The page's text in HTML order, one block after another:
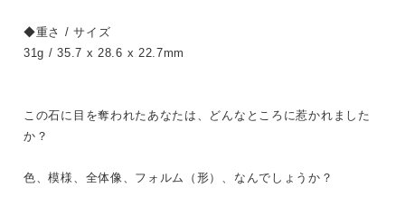
◆重さ / サイズ
31g / 35.7 x 28.6 x 22.7mm
この石に目を奪われたあなたは、どんなところに惹かれました
か？
色、模様、全体像、フォルム（形）、なんでしょうか？